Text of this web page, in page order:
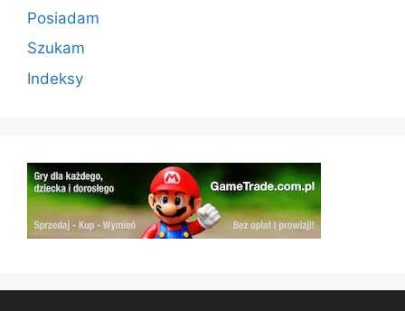
Posiadam
Szukam
Indeksy